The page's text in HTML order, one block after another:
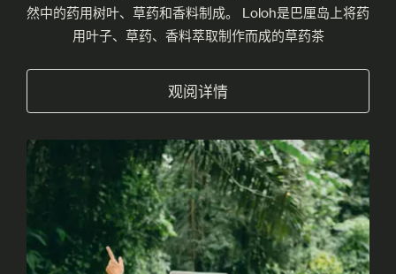
然中的药用树叶、草药和香料制成。 Loloh是巴厘岛上将药
用叶子、草药、香料萃取制作而成的草药茶
观阅详情